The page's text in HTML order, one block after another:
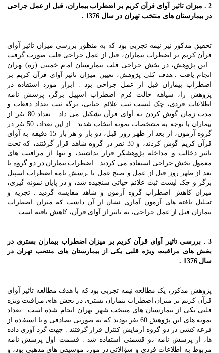
2 . میزان تاثیر آوای قرآن کریم بر اضطراب بیماران، قبل از عمل جراحی
در بیمارستان های منتخب تهران در سال 1376 .
تحقیق مذکور نیز نیمه تجربی بود که به منظور بررسی میزان تاثیر آوای
قرآن کریم بر اضطراب بیماران، قبل از عمل جراحی قلب صورت گرفت
. این پژوهش، در بخش جراحی قلب بیمارستان امام خمینی (ره) تهران
انجام یافت . هدف کلی پژوهش، تعیین میزان تاثیر آوای قرآن کریم بر
اضطراب بیماران قبل از عمل جراحی بود . ابزار مورد استفاده در
پژوهش را، سیاهه حالت فرم اضطراب اسپیل برگر، پرسش نامه
اطلاعات فردی، چک لیست ثبت علائم حیاتی، برگه ثبت تعداد دفعات و
مدت زمان گوش کردن به آوای قرآن تشکیل می داد . تعداد 80 نفر از
بیماران با توجه به مشخصات نمونه انتخاب شدند . از این تعداد، 50 نفر در
گروه آزمون، از بعد از ظهر روز قبل، دو بار و هر بار 15 دقیقه به آوای
قرآن کریم گوش کردند، و 30 نفر در گروه شاهد قرار گرفتند، که تحت
تاثیر دخالت و مداخله پژوهشگر قرار نداشتند، و تنها از مراقبت های
معمول بخش جراحی استفاده می کردند . اضطراب بیماران در دو گروه با
بعد از ظهر روز قبل از عمل و صبح عمل با پرسش نامه اضطراب اسپیل
برگر و چک لیست ثبت علائم حیاتی سنجیده شد، و در پایان نمونه گیری،
میزان کاهش اضطراب گروه آزمون و شاهد مقایسه گردید . تجزیه و
تحلیل یافته های آزمون آماری نشان از آن داشت که میزان اضطراب
بیماران قبل از عمل جراحی، به تاثیر از آوای قرآن، کاهش یافته است .
3 . بررسی تاثیر آوای قرآن کریم بر میزان اضطراب بیماران بستری در
بخش های مراقبت ویژه قلبی یکی از بیمارستان های منتخب تهران در
سال 1376 .
پژوهش مذکور، یک مطالعه نیمه تجربی بود که با هدف مطالعه تاثیر آوای
قرآن کریم بر میزان اضطراب بیماران بستری در بخش های مراقبت ویژه
قلبی یکی از بیمارستان های منتخب شهر تهران انجام شده است . تعداد
نمونه های این پژوهش 60 نفر بودند که به صورتی تصادفی و با استفاده از
قرعه کشی در دو گروه آزمایش کنترل قرار گرفتند . جهت گرد آوری داده
ها، از پرسش نامه دو قسمتی استفاده شد . قسمت اول پرسش نامه
مربوط به اطلاعات فردی و سؤالاتی در مورد موسیقی های مذهبی بود، و